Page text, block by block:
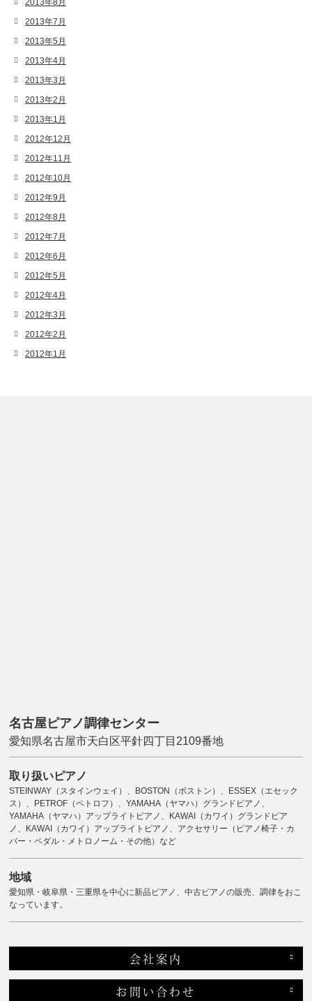
2013年8月
2013年7月
2013年5月
2013年4月
2013年3月
2013年2月
2013年1月
2012年12月
2012年11月
2012年10月
2012年9月
2012年8月
2012年7月
2012年6月
2012年5月
2012年4月
2012年3月
2012年2月
2012年1月
名古屋ピアノ調律センター
愛知県名古屋市天白区平針四丁目2109番地
取り扱いピアノ
STEINWAY（スタインウェイ）、BOSTON（ボストン）、ESSEX（エセック
ス）、PETROF（ペトロフ）、YAMAHA（ヤマハ）グランドピアノ、
YAMAHA（ヤマハ）アップライトピアノ、KAWAI（カワイ）グランドピア
ノ、KAWAI（カワイ）アップライトピアノ、アクセサリー（ピアノ椅子・カ
バー・ペダル・メトロノーム・その他）など
地域
愛知県・岐阜県・三重県を中心に新品ピアノ、中古ピアノの販売、調律をおこ
なっています。
会社案内
お問い合わせ